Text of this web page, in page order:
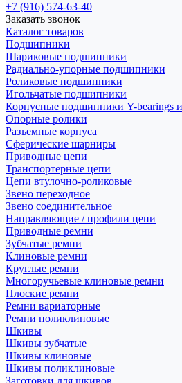
+7 (916) 574-63-40
Заказать звонок
Каталог товаров
Подшипники
Шариковые подшипники
Радиально-упорные подшипники
Роликовые подшипники
Игольчатые подшипники
Корпусные подшипники Y-bearings
Опорные ролики
Разъемные корпуса
Сферические шарниры
Приводные цепи
Транспортерные цепи
Цепи втулочно-роликовые
Звено переходное
Звено соединительное
Направляющие / профили цепи
Приводные ремни
Зубчатые ремни
Клиновые ремни
Круглые ремни
Многоручьевые клиновые ремни
Плоские ремни
Ремни вариаторные
Ремни поликлиновые
Шкивы
Шкивы зубчатые
Шкивы клиновые
Шкивы поликлиновые
Заготовки для шкивов